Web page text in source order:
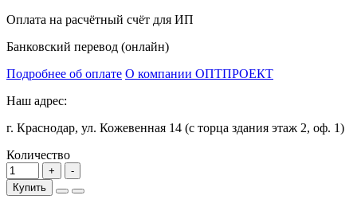
Оплата на расчётный счёт для ИП
Банковский перевод (онлайн)
Подробнее об оплате О компании ОПТПРОЕКТ
Наш адрес:
г. Краснодар, ул. Кожевенная 14 (с торца здания этаж 2, оф. 1)
Количество
Купить